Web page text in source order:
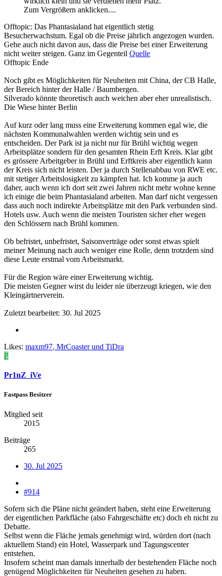
Zum Vergrößern anklicken....
Offtopic: Das Phantasialand hat eigentlich stetig
Besucherwachstum. Egal ob die Preise jährlich angezogen wurden.
Gehe auch nicht davon aus, dass die Preise bei einer Erweiterung
nicht weiter steigen. Ganz im Gegenteil Quelle
Offtopic Ende
Noch gibt es Möglichkeiten für Neuheiten mit China, der CB Halle,
der Bereich hinter der Halle / Baumbergen.
Silverado könnte theoretisch auch weichen aber eher unrealistisch.
Die Wiese hinter Berlin
Auf kurz oder lang muss eine Erweiterung kommen egal wie, die
nächsten Kommunalwahlen werden wichtig sein und es
entscheiden. Der Park ist ja nicht nur für Brühl wichtig wegen
Arbeitsplätze sondern für den gesamten Rhein Erft Kreis. Klar gibt
es grössere Arbeitgeber in Brühl und Erftkreis aber eigentlich kann
der Kreis sich nicht leisten. Der ja durch Stellenabbau von RWE etc.
mit stetiger Arbeitslosigkeit zu kämpfen hat. Ich komme ja auch
daher, auch wenn ich dort seit zwei Jahren nicht mehr wohne kenne
ich einige die beim Phantasialand arbeiten. Man darf nicht vergessen
dass auch noch indirekte Arbeitsplätze mit den Park verbunden sind.
Hotels usw. Auch wenn die meisten Touristen sicher eher wegen
den Schlössern nach Brühl kommen.
Ob befristet, unbefristet, Saisonverträge oder sonst etwas spielt
meiner Meinung nach auch weniger eine Rolle, denn trotzdem sind
diese Leute erstmal vom Arbeitsmarkt.
Für die Region wäre einer Erweiterung wichtig.
Die meisten Gegner wirst du leider nie überzeugt kriegen, wie den
Kleingärtnerverein.
Zuletzt bearbeitet: 30. Jul 2025
Likes: maxm97, MrCoasterund TiDra
P
Pr1nZ_iVe
Fastpass Besitzer
Mitglied seit
2015
Beiträge
265
30. Jul 2025
#914
Sofern sich die Pläne nicht geändert haben, steht eine Erweiterung
der eigentlichen Parkfläche (also Fahrgeschäfte etc) doch eh nicht zu
Debatte.
Selbst wenn die Fläche jemals genehmigt wird, würden dort (nach
aktuellem Stand) ein Hotel, Wasserpark und Tagungscenter
entstehen.
Insofern scheint man damals innerhalb der bestehenden Fläche noch
genügend Möglichkeiten für Neuheiten gesehen zu haben.